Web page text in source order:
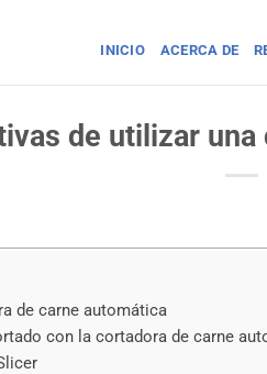
INICIO ACERCA DE
de utilizar
de carne automática
con la cortadora de carne